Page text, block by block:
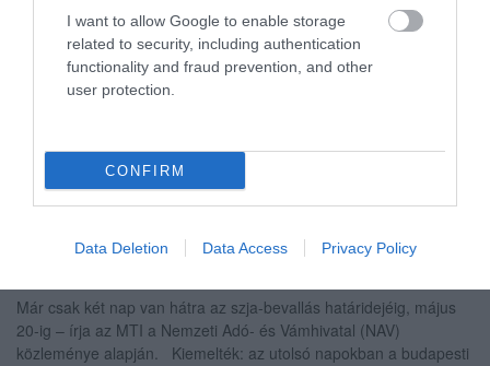
I want to allow Google to enable storage
related to security, including authentication
functionality and fraud prevention, and other
user protection.
CONFIRM
Data Deletion Data Access Privacy Policy
TÖBB MINT 30 MILLIÓ FORINTNYI CIGARETTÁT TALÁLTAK EGY
GUMICSÓNAKBAN A TISZÁN (FOTÓK)
2022. május 10|Riasztó
csempészett cigarettát a Nemzeti Adó- és Vámhivatal (NAV)
pénzügyőrei a Tisza magyar-ukrán határszakaszán – számolt be
kedden az MTI a ható...
KÉT NAP VAN HÁTRA AZ SZJA-BEVALLÁSRA
Már csak két nap van hátra az szja-bevallás határidejéig, május
20-ig – írja az MTI a Nemzeti Adó- és Vámhivatal (NAV)
közleménye alapján. Kiemelték: az utolsó napokban a budapesti